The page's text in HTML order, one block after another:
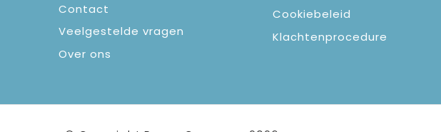
Contact
Veelgestelde vragen
Over ons
Cookiebeleid
Klachtenprocedure